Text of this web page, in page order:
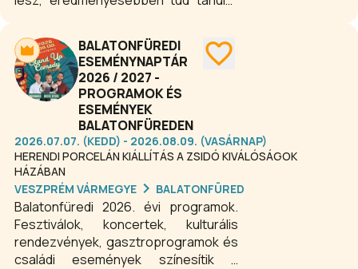
betegség esetén gyorsabban
meggyógyul, megtanulja céljait elérni,
képes lesz megszabadulni rossz
szokásaitól, képes jobb döntéseket
hozni, nyugodtabb és energikusabb
BALATONFÜREDI
ESEMÉNYNAPTÁR
2026 / 2027 -
PROGRAMOK ÉS
ESEMÉNYEK
BALATONFÜREDEN
2026.07.07. (KEDD) - 2026.08.09. (VASÁRNAP)
HERENDI PORCELÁN KIÁLLÍTÁS A ZSIDÓ KIVÁLÓSÁGOK
HÁZÁBAN
VESZPRÉM VÁRMEGYE
BALATONFÜRED
Balatonfüredi 2026. évi programok.
Fesztiválok, koncertek, kulturális
rendezvények, gasztroprogramok és
családi események színesítik a